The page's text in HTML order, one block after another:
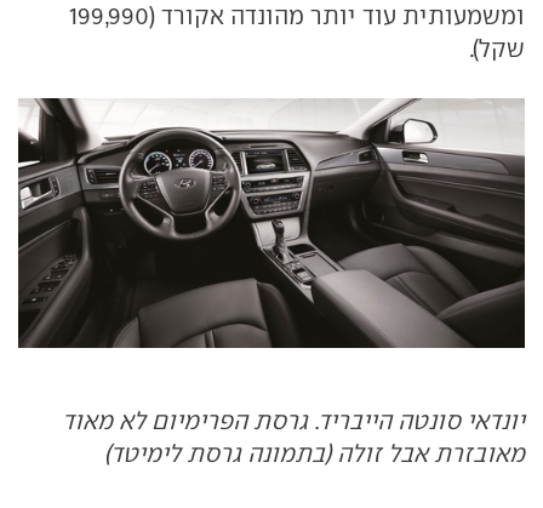
ומשמעותית עוד יותר מהונדה אקורד (199,990
שקל).
יונדאי סונטה הייבריד. גרסת הפרימיום לא מאוד
מאובזרת אבל זולה (בתמונה גרסת לימיטד)